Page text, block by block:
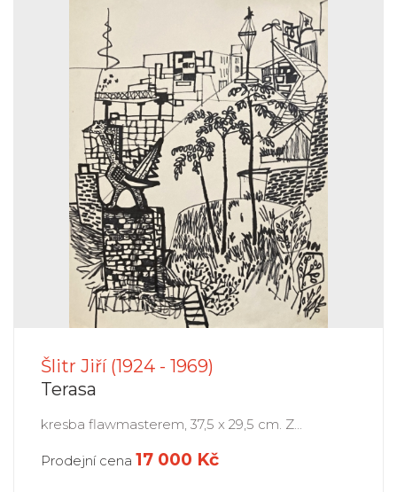
Šlitr Jiří (1924 - 1969)
Terasa
kresba flawmasterem, 37,5 x 29,5 cm. Z...
Prodejní cena 17 000 Kč